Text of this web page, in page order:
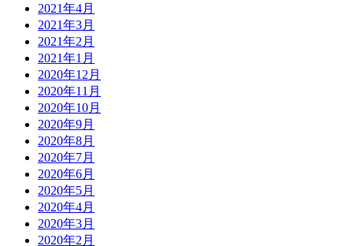
2021年4月
2021年3月
2021年2月
2021年1月
2020年12月
2020年11月
2020年10月
2020年9月
2020年8月
2020年7月
2020年6月
2020年5月
2020年4月
2020年3月
2020年2月